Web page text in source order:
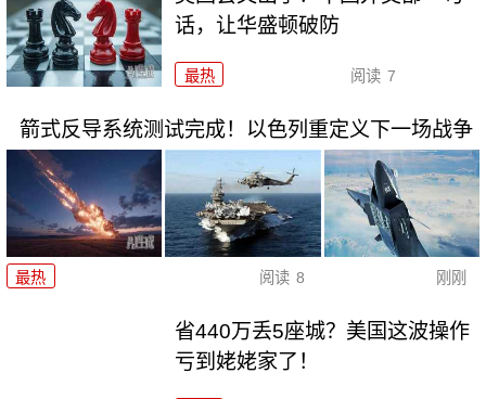
话，让华盛顿破防
最热 阅读 7
箭式反导系统测试完成！以色列重定义下一场战争
最热 阅读 8 刚刚
省440万丢5座城？美国这波操作
亏到姥姥家了！